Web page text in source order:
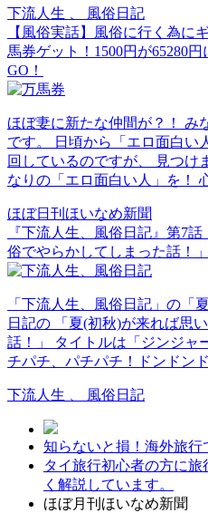
下流人生 、 風俗日記
【風俗実話】風俗に行く為に
馬券ゲット！1500円が65280
GO！
ほぼ妻に新たな仲間が？！ み
です。 日頃から「エロ面白い
回しているのですが、 見つけ
なりの「エロ面白い人」を！
ほぼ日刊ほいなめ新聞
『下流人生、風俗日記』第7
俗でやらかしてしまった話！」
「下流人生、風俗日記」の「
日記の 「夏(初秋)が来れば思
話！」 タイトルは「ジンジャ
チパチ、パチパチ！ドンドン
下流人生 、 風俗日記
知らないと損！海外旅行
タイ旅行初心者の方に
く解説しています。
ほぼ月刊ほいなめ新聞